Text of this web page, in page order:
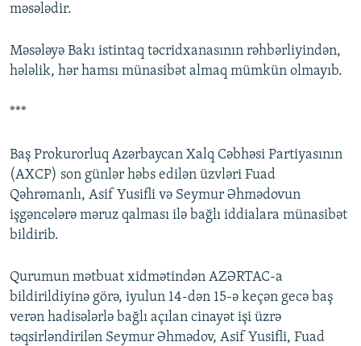
məsələdir.
Məsələyə Bakı istintaq təcridxanasının rəhbərliyindən,
hələlik, hər hamsı münasibət almaq mümkün olmayıb.
***
Baş Prokurorluq Azərbaycan Xalq Cəbhəsi Partiyasının
(AXCP) son günlər həbs edilən üzvləri Fuad
Qəhrəmanlı, Asif Yusifli və Seymur Əhmədovun
işgəncələrə məruz qalması ilə bağlı iddialara münasibət
bildirib.
Qurumun mətbuat xidmətindən AZƏRTAC-a
bildirildiyinə görə, iyulun 14-dən 15-ə keçən gecə baş
verən hadisələrlə bağlı açılan cinayət işi üzrə
təqsirləndirilən Seymur Əhmədov, Asif Yusifli, Fuad